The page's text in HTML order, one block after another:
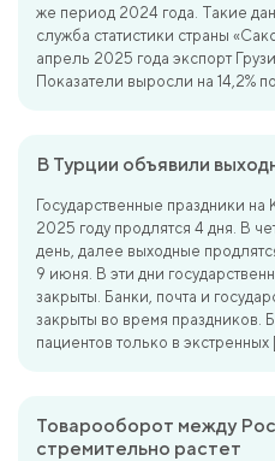
же период 2024 года. Такие
служба статистики страны
апрель 2025 года экспорт
Показатели выросли на 14,2%
В Турции объявили
Государственные праздники
2025 году продлятся 4 дня. В
день, далее выходные
9 июня. В эти дни
закрыты. Банки, почта и
закрыты во время праздников.
пациентов только в экстренных
Товарооборот между
стремительно растет